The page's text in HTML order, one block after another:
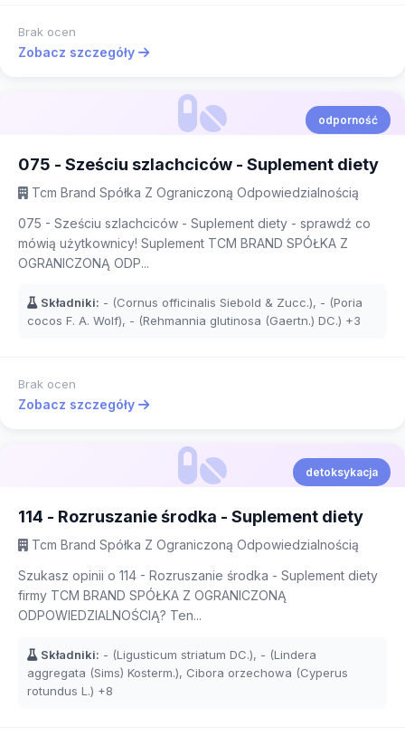
Brak ocen
Zobacz szczegóły
odporność
075 - Sześciu szlachciców - Suplement diety
Tcm Brand Spółka Z Ograniczoną Odpowiedzialnością
075 - Sześciu szlachciców - Suplement diety - sprawdź co
mówią użytkownicy! Suplement TCM BRAND SPÓŁKA Z
OGRANICZONĄ ODP...
Składniki: - (Cornus officinalis Siebold & Zucc.), - (Poria
cocos F. A. Wolf), - (Rehmannia glutinosa (Gaertn.) DC.) +3
Brak ocen
Zobacz szczegóły
detoksykacja
114 - Rozruszanie środka - Suplement diety
Tcm Brand Spółka Z Ograniczoną Odpowiedzialnością
Szukasz opinii o 114 - Rozruszanie środka - Suplement diety
firmy TCM BRAND SPÓŁKA Z OGRANICZONĄ
ODPOWIEDZIALNOŚCIĄ? Ten...
Składniki: - (Ligusticum striatum DC.), - (Lindera
aggregata (Sims) Kosterm.), Cibora orzechowa (Cyperus
rotundus L.) +8